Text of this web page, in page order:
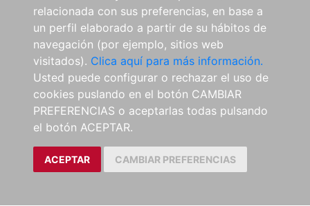
relacionada con sus preferencias, en base a
un perfil elaborado a partir de su hábitos de
navegación (por ejemplo, sitios web
visitados). Clica aquí para más información.
Usted puede configurar o rechazar el uso de
cookies puslando en el botón CAMBIAR
PREFERENCIAS o aceptarlas todas pulsando
el botón ACEPTAR.
ACEPTAR CAMBIAR PREFERENCIAS